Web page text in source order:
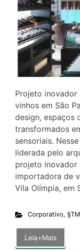
Projeto inovador
vinhos em São
design, espaços
transformados
sensoriais.
liderada pelo
projeto inovador
importadora de
Vila Olímpia, em
Corporativo, §TM
Leia+Mais